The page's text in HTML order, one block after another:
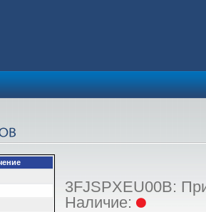
3FJSPXEU00B:
Наличие: